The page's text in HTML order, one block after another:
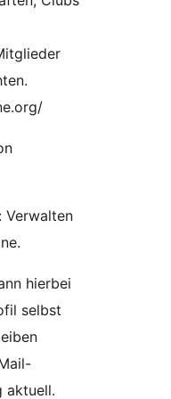
Verwalten
hierbei
selbst
aktuell.